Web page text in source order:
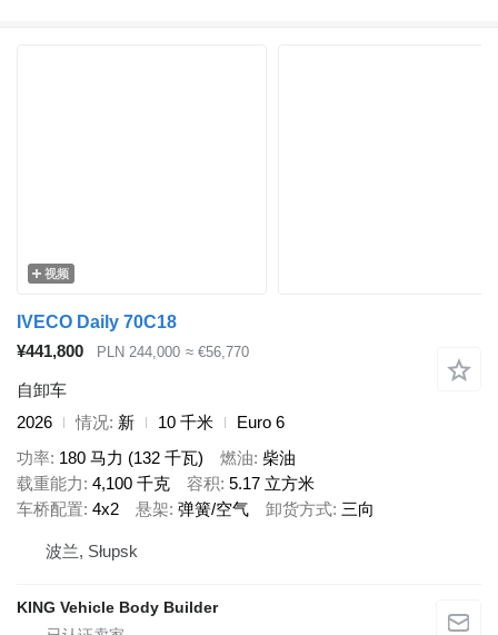
视频
IVECO Daily 70C18
¥441,800
PLN 244,000 ≈ €56,770
自卸车
2026
情况 新 10 千米
Euro 6
功率 180 马力 (132 千瓦) 燃油 柴油
载重能力 4,100 千克 容积 5.17 立方米
车桥配置 4x2 悬架 弹簧/空气 卸货方式 三向
波兰, Słupsk
KING Vehicle Body Builder